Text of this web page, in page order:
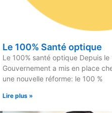
Le 100% Santé optique
Le 100% santé optique Depuis
Gouvernement a mis en place
une nouvelle réforme: le 100 %
Lire plus »